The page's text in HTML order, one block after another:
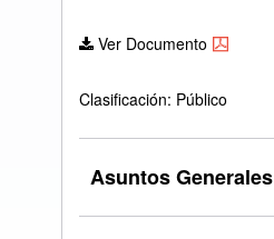
Ver Documento
Clasificación: Público
Asuntos Generales